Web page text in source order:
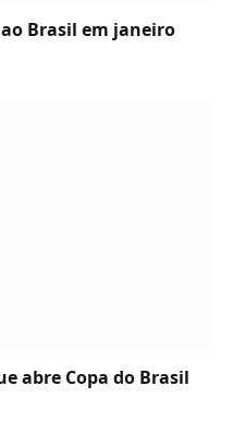
Brasil em janeiro
abre Copa do Brasil